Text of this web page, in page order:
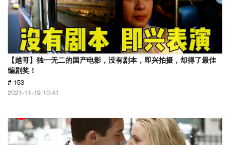
【越哥】独一无二的国产电影，没有剧本，即兴拍摄，却得了最佳
编剧奖！
# 153
2021-11-19 10:41